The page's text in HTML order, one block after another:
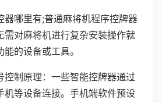
器哪里有;普通麻将机程序控牌器
需对麻将机进行复杂安装操作就
的设备或工具。
控制原理：一些智能控牌器通过
机等设备连接。手机端软件预设